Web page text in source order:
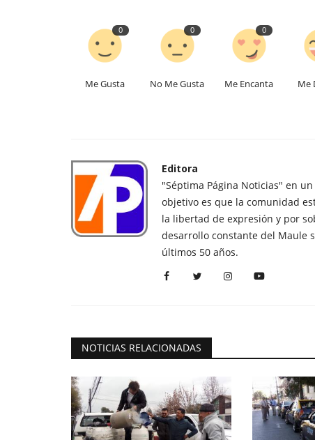
0
Me Gusta
0
No Me Gusta
0
Me Encanta Me
Editora
"Séptima Página Noticias" en
objetivo es que la comunidad
la libertad de expresión y por
desarrollo constante del Maule
últimos 50 años.
NOTICIAS RELACIONADAS